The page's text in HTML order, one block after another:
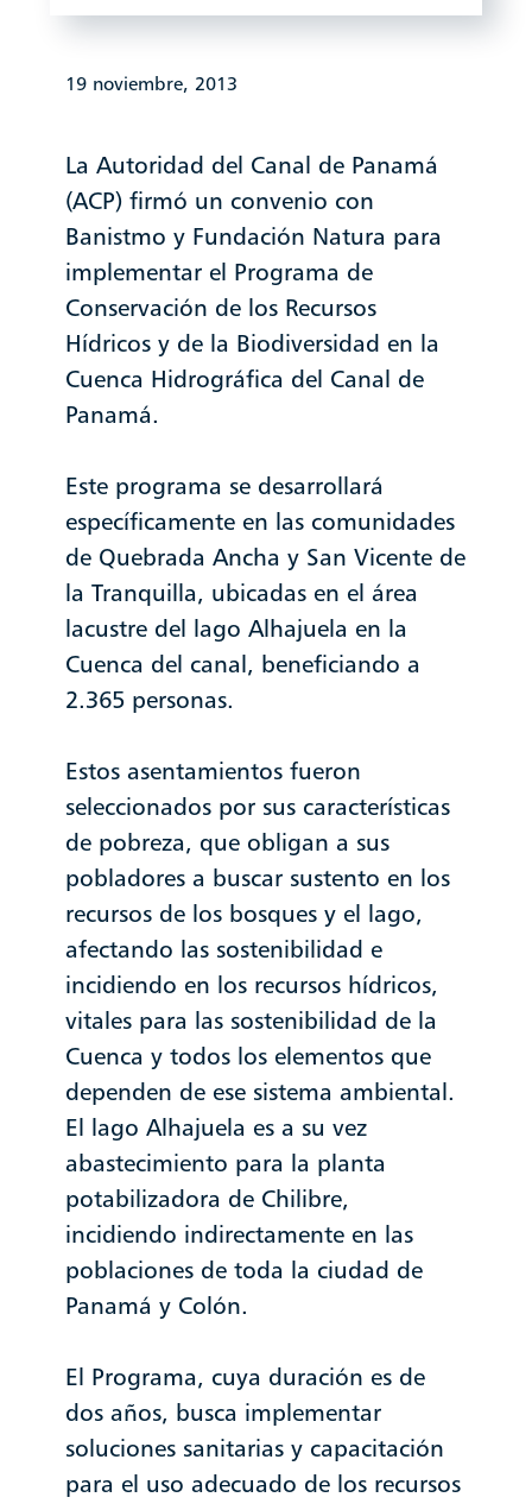
19 noviembre, 2013
La Autoridad del Canal de Panamá
(ACP) firmó un convenio con
Banistmo y Fundación Natura para
implementar el Programa de
Conservación de los Recursos
Hídricos y de la Biodiversidad en la
Cuenca Hidrográfica del Canal de
Panamá.
Este programa se desarrollará
específicamente en las comunidades
de Quebrada Ancha y San Vicente de
la Tranquilla, ubicadas en el área
lacustre del lago Alhajuela en la
Cuenca del canal, beneficiando a
2.365 personas.
Estos asentamientos fueron
seleccionados por sus características
de pobreza, que obligan a sus
pobladores a buscar sustento en los
recursos de los bosques y el lago,
afectando las sostenibilidad e
incidiendo en los recursos hídricos,
vitales para las sostenibilidad de la
Cuenca y todos los elementos que
dependen de ese sistema ambiental.
El lago Alhajuela es a su vez
abastecimiento para la planta
potabilizadora de Chilibre,
incidiendo indirectamente en las
poblaciones de toda la ciudad de
Panamá y Colón.
El Programa, cuya duración es de
dos años, busca implementar
soluciones sanitarias y capacitación
para el uso adecuado de los recursos